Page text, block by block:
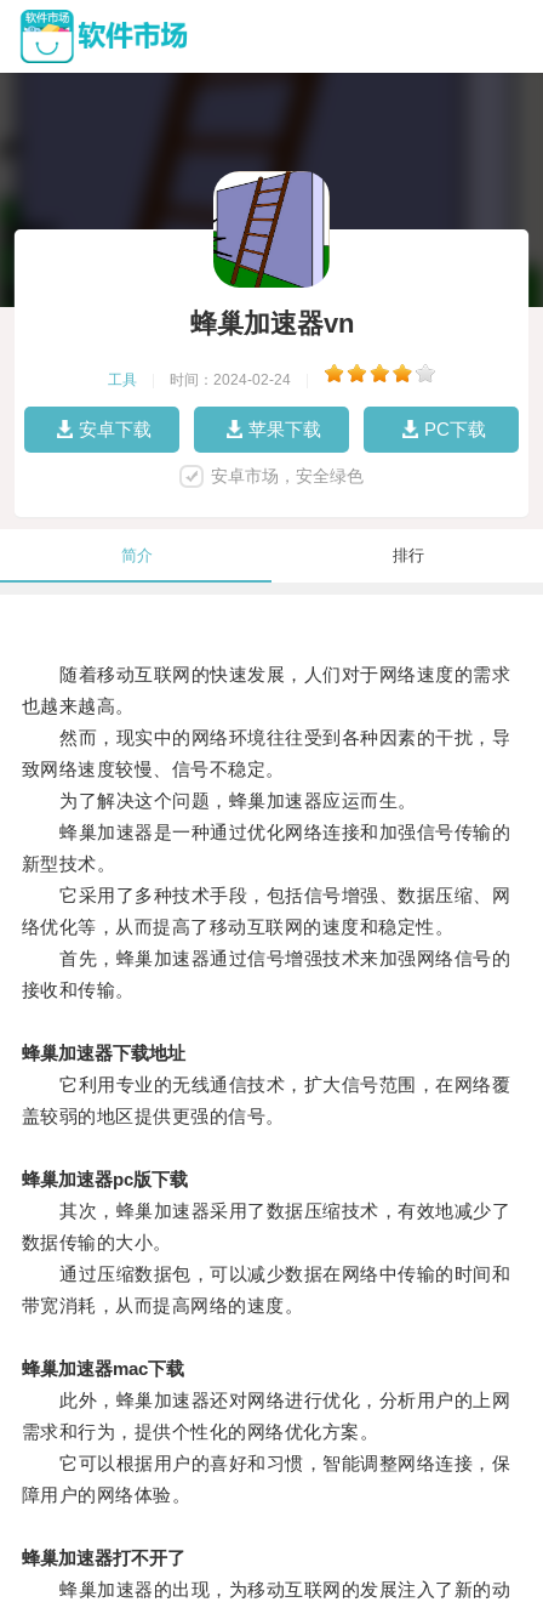
蜂巢加速器vn
工具 时间：2024-02-24
安卓下载 苹果下载 PC下载
安卓市场，安全绿色
简介 排行
随着移动互联网的快速发展，人们对于网络速度的需求
也越来越高。
然而，现实中的网络环境往往受到各种因素的干扰，导
致网络速度较慢、信号不稳定。
为了解决这个问题，蜂巢加速器应运而生。
蜂巢加速器是一种通过优化网络连接和加强信号传输的
新型技术。
它采用了多种技术手段，包括信号增强、数据压缩、网
络优化等，从而提高了移动互联网的速度和稳定性。
首先，蜂巢加速器通过信号增强技术来加强网络信号的
接收和传输。
蜂巢加速器下载地址
它利用专业的无线通信技术，扩大信号范围，在网络覆
盖较弱的地区提供更强的信号。
蜂巢加速器pc版下载
其次，蜂巢加速器采用了数据压缩技术，有效地减少了
数据传输的大小。
通过压缩数据包，可以减少数据在网络中传输的时间和
带宽消耗，从而提高网络的速度。
蜂巢加速器mac下载
此外，蜂巢加速器还对网络进行优化，分析用户的上网
需求和行为，提供个性化的网络优化方案。
它可以根据用户的喜好和习惯，智能调整网络连接，保
障用户的网络体验。
蜂巢加速器打不开了
蜂巢加速器的出现，为移动互联网的发展注入了新的动